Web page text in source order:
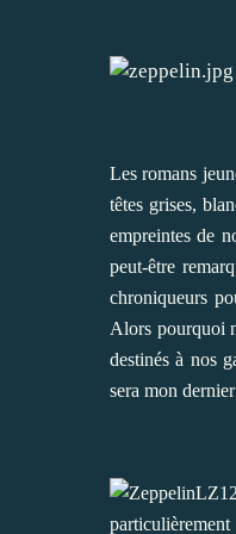
Les romans
têtes grises,
empreintes de
peut-être
chroniqueurs
Alors pourquoi
destinés à nos
sera mon